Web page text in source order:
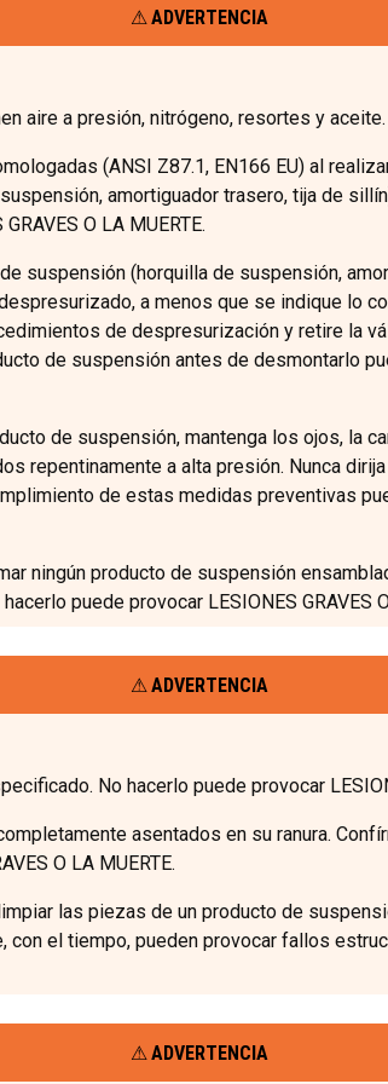
ADVERTENCIA
aire a presión, nitrógeno, resortes y aceite.
(ANSI Z87.1, EN166 EU) al
amortiguador trasero, tija de
O LA MUERTE.
suspensión (horquilla de suspensión,
a menos que se indique lo
de despresurización y retire la
de suspensión antes de desmontarlo
de suspensión, mantenga los ojos, la
repentinamente a alta presión. Nunca
de estas medidas preventivas
ningún producto de suspensión
puede provocar LESIONES GRAVES
ADVERTENCIA
No hacerlo puede provocar
asentados en su ranura.
O LA MUERTE.
las piezas de un producto de
el tiempo, pueden provocar fallos
ADVERTENCIA